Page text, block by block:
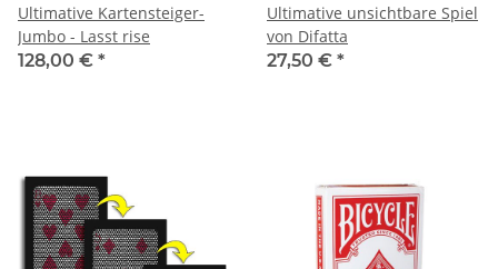
Ultimative Kartensteiger-
Jumbo - Lasst rise
128,00 € *
Ultimative unsichtbare Spiel
von Difatta
27,50 € *